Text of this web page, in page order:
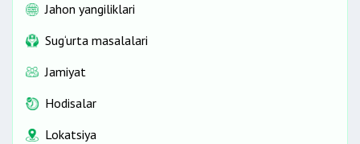
Jahon yangiliklari
Sug‘urta masalalari
Jamiyat
Hodisalar
Lokatsiya